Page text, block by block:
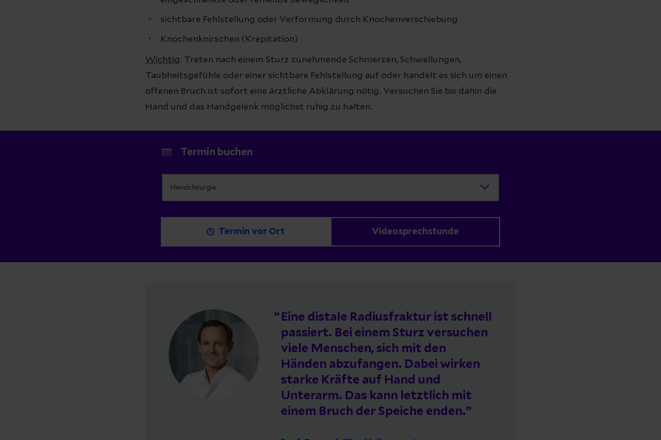
sichtbare Fehlstellung oder Verformung durch Knochenverschiebung
Knochenknirschen (Krepitation)
Wichtig: Treten nach einem Sturz zunehmende Schmerzen, Schwellungen,
Taubheitsgefühle oder einer sichtbare Fehlstellung auf oder handelt es sich um einen
offenen Bruch ist sofort eine ärztliche Abklärung nötig. Versuchen Sie bis dahin die
Hand und das Handgelenk möglichst ruhig zu halten.
Termin buchen
Termin vor Ort Videosprechstunde
Eine distale Radiusfraktur ist schnell
passiert. Bei einem Sturz versuchen
viele Menschen, sich mit den
Händen abzufangen. Dabei wirken
starke Kräfte auf Hand und
Unterarm. Das kann letztlich mit
einem Bruch der Speiche enden.